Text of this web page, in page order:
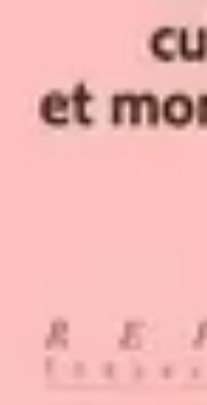
Sécurité
Conseils Pratiques
Globe Explore